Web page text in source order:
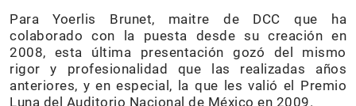
Para Yoerlis Brunet, maitre de DCC que ha
colaborado con la puesta desde su creación en
2008, esta última presentación gozó del mismo
rigor y profesionalidad que las realizadas años
anteriores, y en especial, la que les valió el Premio
Luna del Auditorio Nacional de México en 2009.